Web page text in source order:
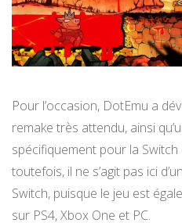
Pour l’occasion, DotEmu a
remake très attendu, ainsi
spécifiquement pour la
toutefois, il ne s’agit pas ici
Switch, puisque le jeu est
sur PS4, Xbox One et PC.